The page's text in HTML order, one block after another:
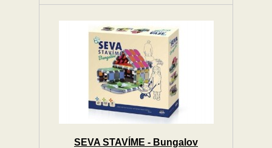
SEVA STAVÍME - Bungalov